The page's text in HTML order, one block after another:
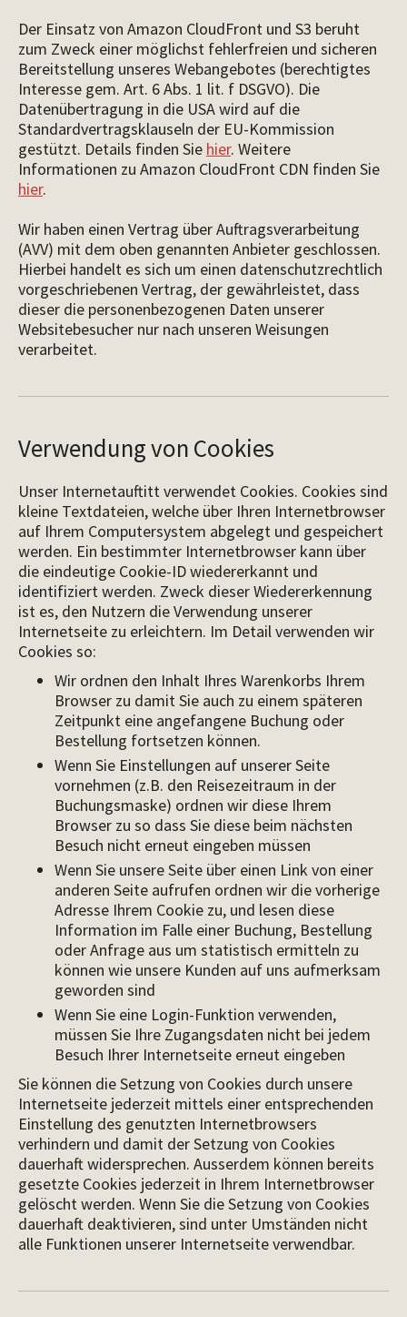
Der Einsatz von Amazon CloudFront und S3 beruht
zum Zweck einer möglichst fehlerfreien und sicheren
Bereitstellung unseres Webangebotes (berechtigtes
Interesse gem. Art. 6 Abs. 1 lit. f DSGVO). Die
Datenübertragung in die USA wird auf die
Standardvertragsklauseln der EU-Kommission
gestützt. Details finden Sie hier. Weitere
Informationen zu Amazon CloudFront CDN finden Sie
hier.
Wir haben einen Vertrag über Auftragsverarbeitung
(AVV) mit dem oben genannten Anbieter geschlossen.
Hierbei handelt es sich um einen datenschutzrechtlich
vorgeschriebenen Vertrag, der gewährleistet, dass
dieser die personenbezogenen Daten unserer
Websitebesucher nur nach unseren Weisungen
verarbeitet.
Verwendung von Cookies
Unser Internetauftitt verwendet Cookies. Cookies sind
kleine Textdateien, welche über Ihren Internetbrowser
auf Ihrem Computersystem abgelegt und gespeichert
werden. Ein bestimmter Internetbrowser kann über
die eindeutige Cookie-ID wiedererkannt und
identifiziert werden. Zweck dieser Wiedererkennung
ist es, den Nutzern die Verwendung unserer
Internetseite zu erleichtern. Im Detail verwenden wir
Cookies so:
Wir ordnen den Inhalt Ihres Warenkorbs Ihrem
Browser zu damit Sie auch zu einem späteren
Zeitpunkt eine angefangene Buchung oder
Bestellung fortsetzen können.
Wenn Sie Einstellungen auf unserer Seite
vornehmen (z.B. den Reisezeitraum in der
Buchungsmaske) ordnen wir diese Ihrem
Browser zu so dass Sie diese beim nächsten
Besuch nicht erneut eingeben müssen
Wenn Sie unsere Seite über einen Link von einer
anderen Seite aufrufen ordnen wir die vorherige
Adresse Ihrem Cookie zu, und lesen diese
Information im Falle einer Buchung, Bestellung
oder Anfrage aus um statistisch ermitteln zu
können wie unsere Kunden auf uns aufmerksam
geworden sind
Wenn Sie eine Login-Funktion verwenden,
müssen Sie Ihre Zugangsdaten nicht bei jedem
Besuch Ihrer Internetseite erneut eingeben
Sie können die Setzung von Cookies durch unsere
Internetseite jederzeit mittels einer entsprechenden
Einstellung des genutzten Internetbrowsers
verhindern und damit der Setzung von Cookies
dauerhaft widersprechen. Ausserdem können bereits
gesetzte Cookies jederzeit in Ihrem Internetbrowser
gelöscht werden. Wenn Sie die Setzung von Cookies
dauerhaft deaktivieren, sind unter Umständen nicht
alle Funktionen unserer Internetseite verwendbar.